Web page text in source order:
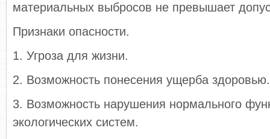
материальных выбросов не превышает
Признаки опасности.
1. Угроза для жизни.
2. Возможность понесения ущерба здоровью.
3. Возможность нарушения нормального
экологических систем.